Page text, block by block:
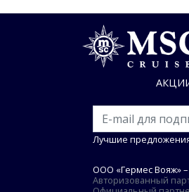
Лучшие
ООО «Гермес Вояж» –
Авторизованный